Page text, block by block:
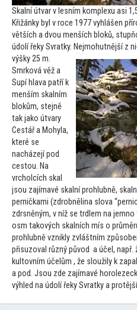
Skalní útvar v lesním komplexu asi
Křižánky byl v roce 1977 vyhlášen
větších a dvou menších bloků,
údolí řeky Svratky. Nejmohutnější z
výšky 25 m.
Smrková věž a
Supí hlava patří k
menším skalním
blokům, stejně
tak jako útvary
Cestář a Mohyla,
které se
nacházejí pod
cestou. Na
vrcholcích skal
jsou zajímavé skalní prohlubně,
perničkami (zdrobnělina slova
zdrsněným, v níž se trdlem na
osm takových skalních mís o
prohlubně vznikly zvláštním
přisuzoval různý původ a účel, např.
kul tovním účelům , že sloužily k
a pod. Jsou zde zajímavé
výhled na údolí řeky Svratky a